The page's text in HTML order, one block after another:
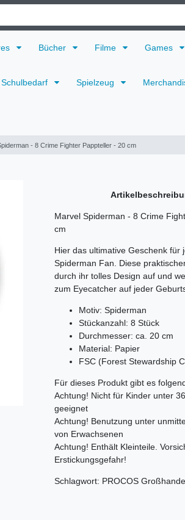
Bücher Filme Games
Spielzeug
- 8 Crime Fighter Pappteller - 20 cm
Marvel Spiderman - 8 Crime
cm
Hier das ultimative Geschenk für
Spiderman Fan. Diese
durch ihr tolles Design auf und
zum Eyecatcher auf jeder
Motiv: Spiderman
Stückanzahl: 8 Stück
Durchmesser: ca. 20 cm
Material: Papier
FSC (Forest Stewardship
Für dieses Produkt gibt es
Achtung! Nicht für Kinder unter
geeignet
Achtung! Benutzung unter
von Erwachsenen
Achtung! Enthält Kleinteile.
Erstickungsgefahr!
Schlagwort: PROCOS